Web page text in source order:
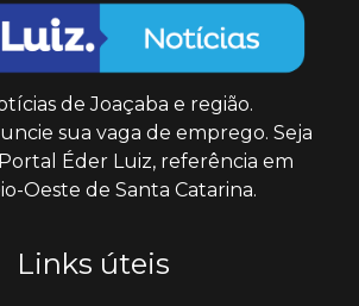
de Joaçaba e região.
sua vaga de emprego. Seja
Éder Luiz, referência em
Oeste de Santa Catarina.
Links úteis